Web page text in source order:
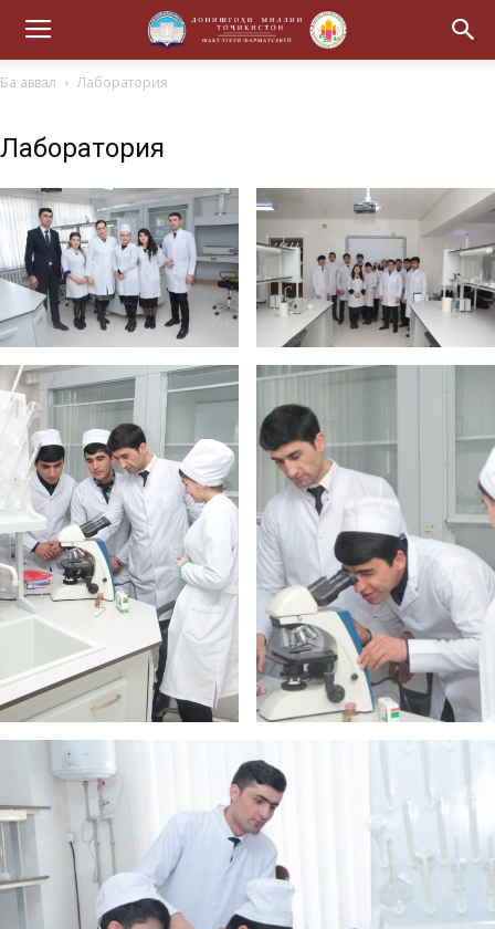
Ба аввал Лаборатория
Лаборатория